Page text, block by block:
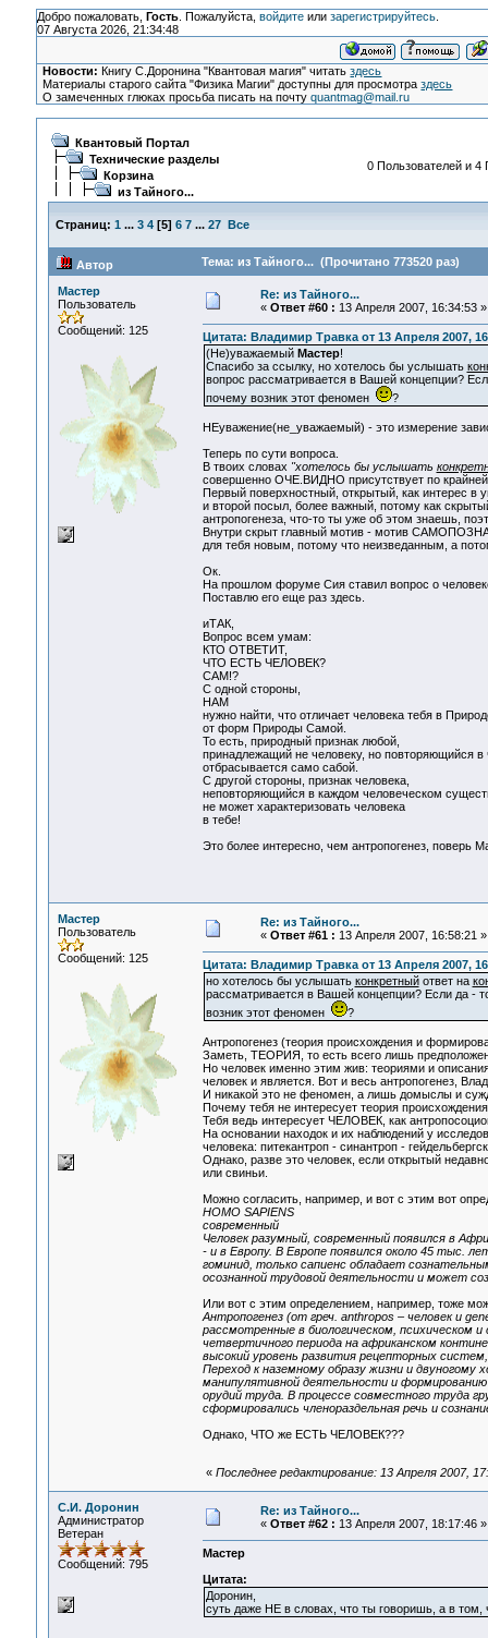
Добро пожаловать, Гость. Пожалуйста, войдитеили зарегистрируйтесь.
07 Августа 2026, 21:34:48
Новости: Книгу С.Доронина "Квантовая магия" читатьздесь
Материалы старого сайта "Физика Магии" доступны для просмотраздесь
О замеченных глюках просьба писать на почтуquantmag@mail.ru
Квантовый Портал
Технические разделы
Корзина
из Тайного...
0 Пользователей и 4
Страниц: 1 ... 3 4[5] 6 7 ... 27 Все
Автор Тема: из Тайного... (Прочитано 773520 раз)
Мастер
Пользователь
Сообщений: 125
Re: из Тайного...
« Ответ #60 : 13 Апреля 2007, 16:34:53 »
Цитата: Владимир Травка от 13 Апреля 2007,
(Не)уважаемый Мастер!
Спасибо за ссылку, но хотелось бы услышать
вопрос рассматривается в Вашей концепции?
почему возник этот феномен
?
НЕуважение(не_уважаемый) - это измерение
Теперь по сути вопроса.
В твоих словах "хотелось бы услышать
совершенно ОЧЕ.ВИДНО присутствует по
Первый поверхностный, открытый, как интерес в
и второй посыл, более важный, потому как
антропогенеза, что-то ты уже об этом знаешь,
Внутри скрыт главный мотив - мотив
для тебя новым, потому что неизведанным, а
Ок.
На прошлом форуме Сия ставил вопрос о
Поставлю его еще раз здесь.
иТАК,
Вопрос всем умам:
КТО ОТВЕТИТ,
ЧТО ЕСТЬ ЧЕЛОВЕК?
САМ!?
С одной стороны,
НАМ
нужно найти, что отличает человека тебя в
от форм Природы Самой.
То есть, природный признак любой,
принадлежащий не человеку, но повторяющийся в
отбрасывается само сабой.
С другой стороны, признак человека,
неповторяющийся в каждом человеческом
не может характеризовать человека
в тебе!
Это более интересно, чем антропогенез, поверь
Мастер
Пользователь
Сообщений: 125
Re: из Тайного...
« Ответ #61 : 13 Апреля 2007, 16:58:21 »
Цитата: Владимир Травка от 13 Апреля 2007,
но хотелось бы услышать конкретныйответ на
рассматривается в Вашей концепции? Если да -
возник этот феномен
?
Антропогенез (теория происхождения и
Заметь, ТЕОРИЯ, то есть всего лишь
Но человек именно этим жив: теориями и
человек и является. Вот и весь антропогенез,
И никакой это не феномен, а лишь домыслы и
Почему тебя не интересует теория
Тебя ведь интересует ЧЕЛОВЕК, как
На основании находок и их наблюдений у
человека: питекантроп - синантроп -
Однако, разве это человек, если открытый
или свиньи.
Можно согласить, например, и вот с этим вот
HOMO SAPIENS
современный
Человек разумный, современный появился в
- и в Европу. В Европе появился около 45 тыс.
гоминид, только сапиенс обладает
осознанной трудовой деятельности и может
Или вот с этим определением, например, тоже
Антропогенез (от греч. anthropos – человек и
рассмотренные в биологическом, психическом
четвертичного периода на африканском
высокий уровень развития рецепторных
Переход к наземному образу жизни и
манипулятивной деятельности и формированию
орудий труда. В процессе совместного труда
сформировались членораздельная речь и
Однако, ЧТО же ЕСТЬ ЧЕЛОВЕК???
« Последнее редактирование: 13 Апреля 2007,
С.И. Доронин
Администратор
Ветеран
Сообщений: 795
Re: из Тайного...
« Ответ #62 : 13 Апреля 2007, 18:17:46 »
Мастер
Цитата:
Доронин,
суть даже НЕ в словах, что ты говоришь, а в